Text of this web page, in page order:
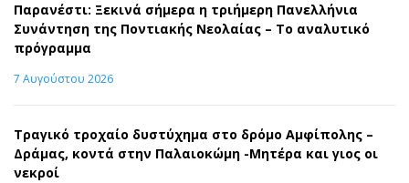
Παρανέστι: Ξεκινά σήμερα η τριήμερη Πανελλήνια
Συνάντηση της Ποντιακής Νεολαίας – Το αναλυτικό
πρόγραμμα
7 Αυγούστου 2026
Τραγικό τροχαίο δυστύχημα στο δρόμο Αμφίπολης –
Δράμας, κοντά στην Παλαιοκώμη -Μητέρα και γιος οι
νεκροί